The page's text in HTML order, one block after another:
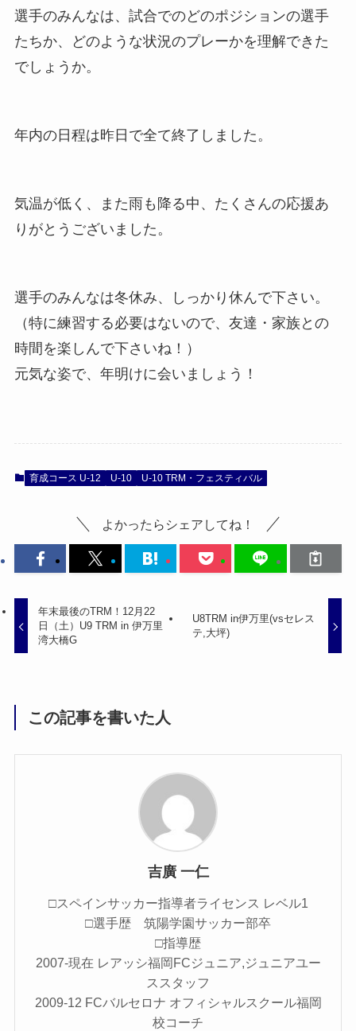
選手のみんなは、試合でのどのポジションの選手
たちか、どのような状況のプレーかを理解できた
でしょうか。
年内の日程は昨日で全て終了しました。
気温が低く、また雨も降る中、たくさんの応援あ
りがとうございました。
選手のみんなは冬休み、しっかり休んで下さい。
（特に練習する必要はないので、友達・家族との
時間を楽しんで下さいね！）
元気な姿で、年明けに会いましょう！
育成コース U-12 U-10 U-10 TRM・フェスティバル
よかったらシェアしてね！
年末最後のTRM！12月22
日（土）U9 TRM in 伊万里
湾大橋G
U8TRM in伊万里(vsセレス
テ,大坪)
この記事を書いた人
吉廣 一仁
□スペインサッカー指導者ライセンス レベル1
□選手歴 筑陽学園サッカー部卒
□指導歴
2007-現在 レアッシ福岡FCジュニア,ジュニアユー
ススタッフ
2009-12 FCバルセロナ オフィシャルスクール福岡
校コーチ